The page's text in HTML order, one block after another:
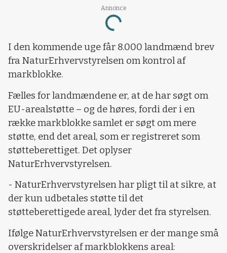
Annonce
Loading...
I den kommende uge får 8.000 landmænd brev
fra NaturErhvervstyrelsen om kontrol af
markblokke.
Fælles for landmændene er, at de har søgt om
EU-arealstøtte – og de høres, fordi der i en
række markblokke samlet er søgt om mere
støtte, end det areal, som er registreret som
støtteberettiget. Det oplyser
NaturErhvervstyrelsen.
- NaturErhvervstyrelsen har pligt til at sikre, at
der kun udbetales støtte til det
støtteberettigede areal, lyder det fra styrelsen.
Ifølge NaturErhvervstyrelsen er der mange små
overskridelser af markblokkens areal: